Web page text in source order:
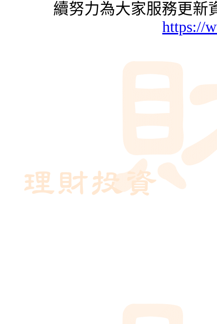
續努力為大家服務更新
https://